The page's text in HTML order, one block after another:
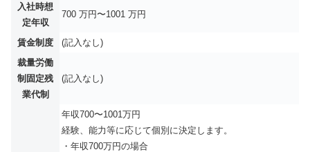
入社時想
定年収
700 万円〜1001 万円
賃金制度
(記入なし)
裁量労働
制固定残
業代制
(記入なし)
年収700〜1001万円
経験、能力等に応じて個別に決定します。
・年収700万円の場合